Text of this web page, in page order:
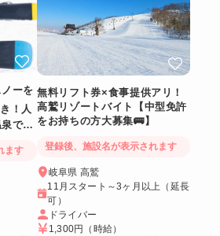
ーを
！人
でリ
ます
無料リフト券×食事提供アリ！
高鷲リゾートバイト【中型免許
をお持ちの方大募集🚌】
登録後、施設名が表示されます
岐阜県 高鷲
11月スタート～3ヶ月以上（延長
可）
ドライバー
1,300円 （時給）